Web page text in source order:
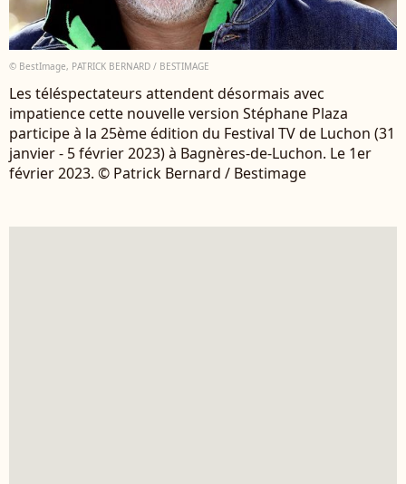
© BestImage, PATRICK BERNARD / BESTIMAGE
Les téléspectateurs attendent désormais avec
impatience cette nouvelle version Stéphane Plaza
participe à la 25ème édition du Festival TV de Luchon (31
janvier - 5 février 2023) à Bagnères-de-Luchon. Le 1er
février 2023. © Patrick Bernard / Bestimage